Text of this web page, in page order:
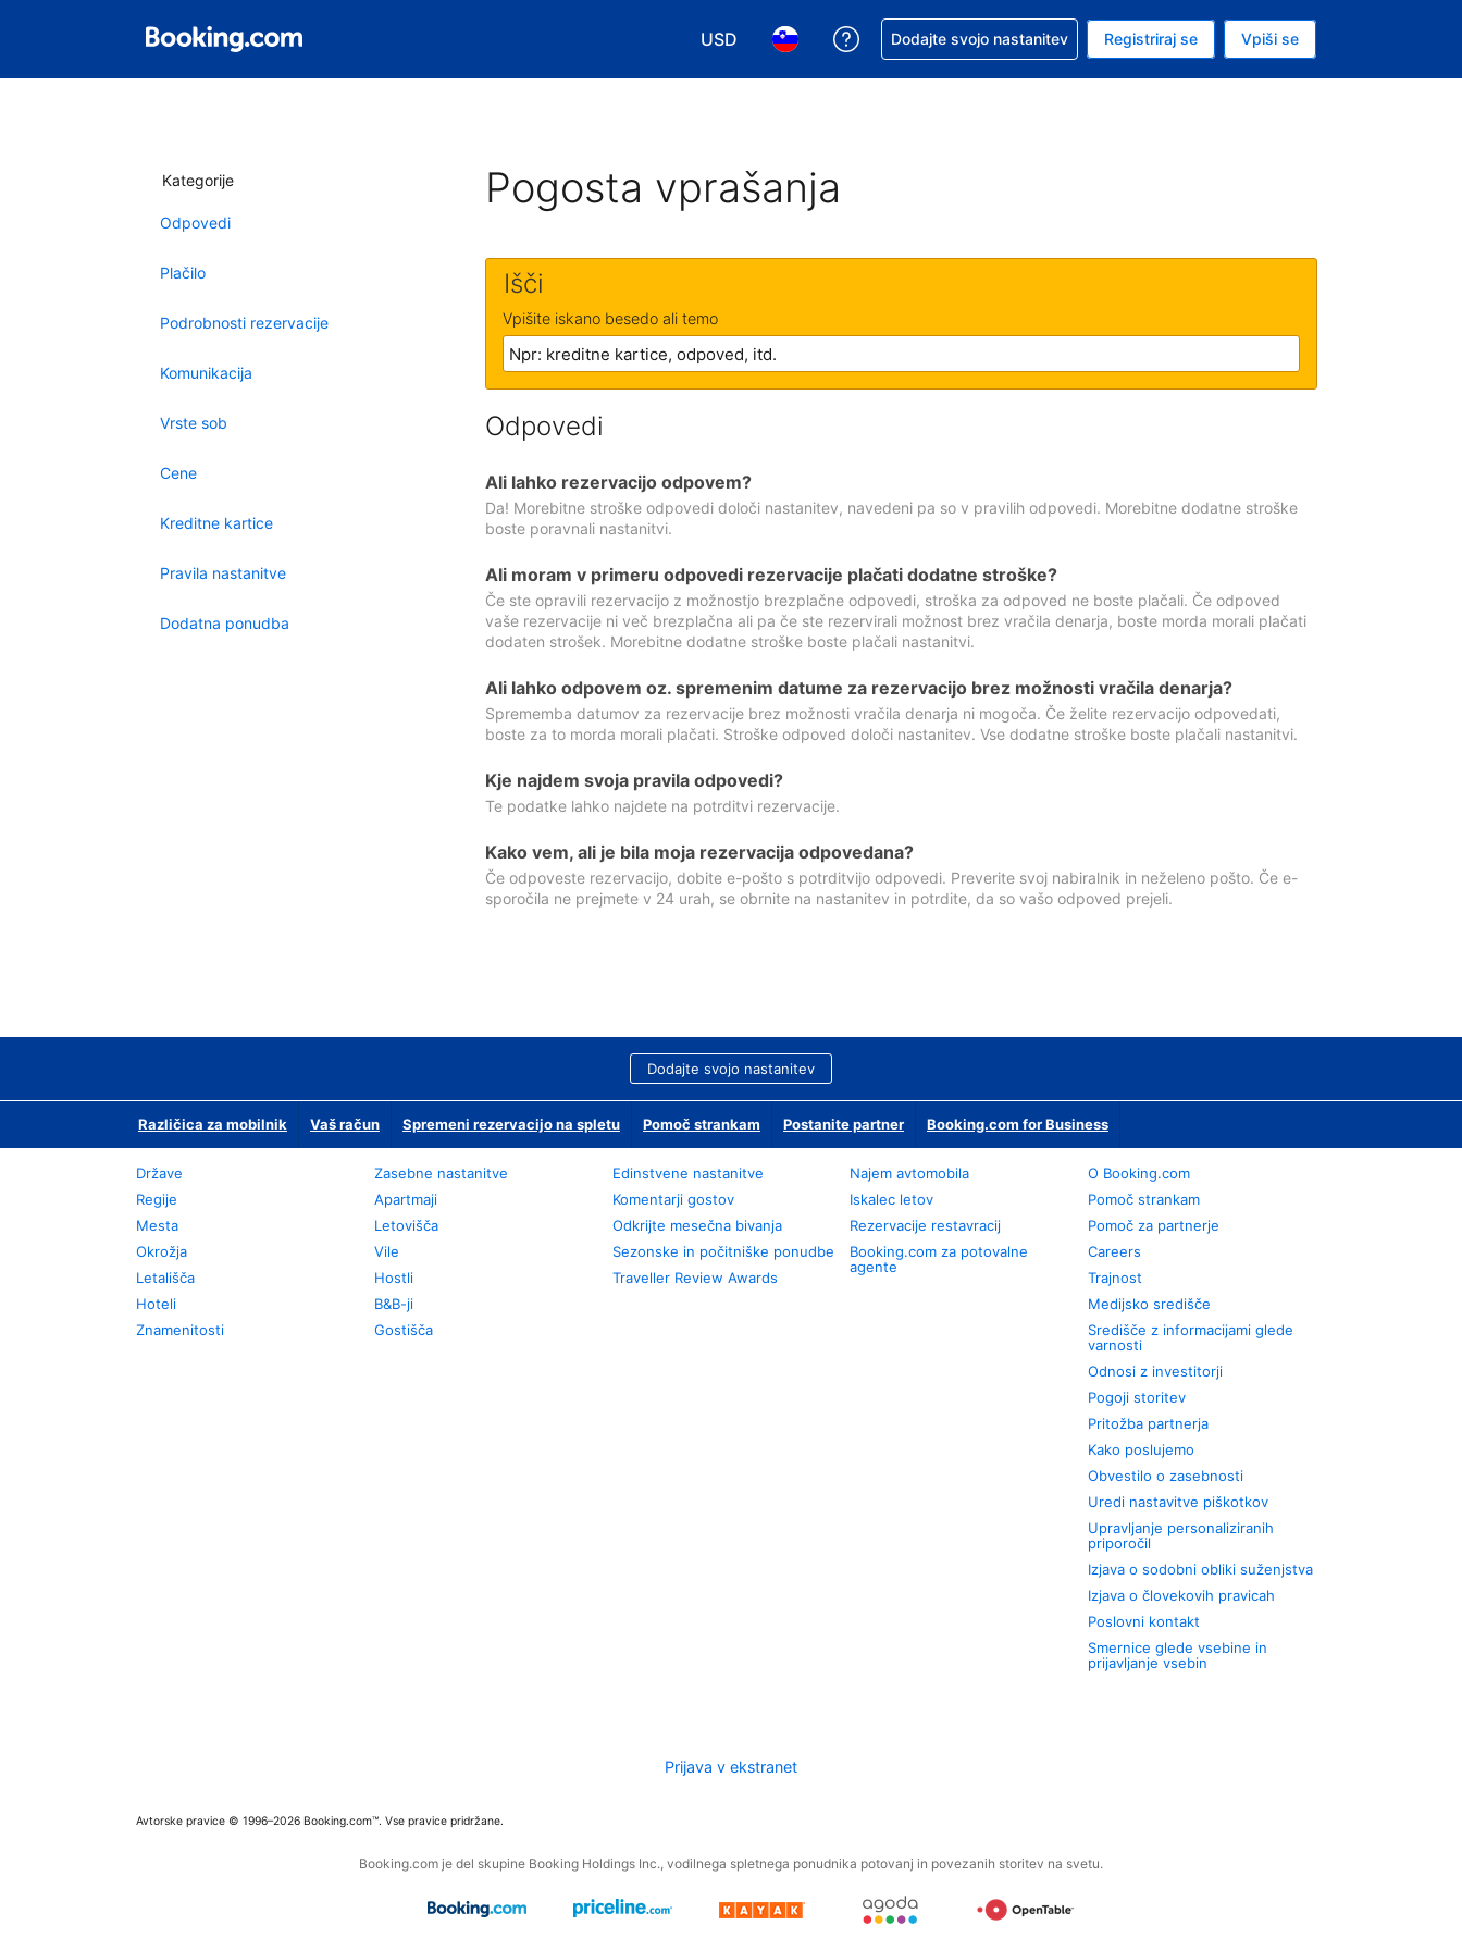
USD
Izbira valute. Vaša trenutna valuta je ameriški dolar
Izbira jezika. Vaš trenutni jezik je Slovenščini
Zaprosite za pomoč pri rezervaciji
Dodajte svojo nastanitev Registriraj se Vpiši se
Kategorije
Odpovedi
Plačilo
Podrobnosti rezervacije
Komunikacija
Vrste sob
Cene
Kreditne kartice
Pravila nastanitve
Dodatna ponudba
Pogosta vprašanja
Išči
Vpišite iskano besedo ali temo
Odpovedi
Ali lahko rezervacijo odpovem?
Da! Morebitne stroške odpovedi določi nastanitev, navedeni pa so v pravilih odpovedi. Morebitne dodatne stroške
boste poravnali nastanitvi.
Ali moram v primeru odpovedi rezervacije plačati dodatne stroške?
Če ste opravili rezervacijo z možnostjo brezplačne odpovedi, stroška za odpoved ne boste plačali. Če odpoved
vaše rezervacije ni več brezplačna ali pa če ste rezervirali možnost brez vračila denarja, boste morda morali plačati
dodaten strošek. Morebitne dodatne stroške boste plačali nastanitvi.
Ali lahko odpovem oz. spremenim datume za rezervacijo brez možnosti vračila denarja?
Sprememba datumov za rezervacije brez možnosti vračila denarja ni mogoča. Če želite rezervacijo odpovedati,
boste za to morda morali plačati. Stroške odpoved določi nastanitev. Vse dodatne stroške boste plačali nastanitvi.
Kje najdem svoja pravila odpovedi?
Te podatke lahko najdete na potrditvi rezervacije.
Kako vem, ali je bila moja rezervacija odpovedana?
Če odpoveste rezervacijo, dobite e-pošto s potrditvijo odpovedi. Preverite svoj nabiralnik in neželeno pošto. Če e-
sporočila ne prejmete v 24 urah, se obrnite na nastanitev in potrdite, da so vašo odpoved prejeli.
Dodajte svojo nastanitev
Različica za mobilnik Vaš račun Spremeni rezervacijo na spletu Pomoč strankam Postanite partner Booking.com for Business
Države
Regije
Mesta
Okrožja
Letališča
Hoteli
Znamenitosti
Zasebne nastanitve
Apartmaji
Letovišča
Vile
Hostli
B&B-ji
Gostišča
Edinstvene nastanitve
Komentarji gostov
Odkrijte mesečna bivanja
Sezonske in počitniške ponudbe
Traveller Review Awards
Najem avtomobila
Iskalec letov
Rezervacije restavracij
Booking.com za potovalne
agente
O Booking.com
Pomoč strankam
Pomoč za partnerje
Careers
Trajnost
Medijsko središče
Središče z informacijami glede
varnosti
Odnosi z investitorji
Pogoji storitev
Pritožba partnerja
Kako poslujemo
Obvestilo o zasebnosti
Uredi nastavitve piškotkov
Upravljanje personaliziranih
priporočil
Izjava o sodobni obliki suženjstva
Izjava o človekovih pravicah
Poslovni kontakt
Smernice glede vsebine in
prijavljanje vsebin
Prijava v ekstranet
Avtorske pravice © 1996–2026 Booking.com™. Vse pravice pridržane.
Booking.com je del skupine Booking Holdings Inc., vodilnega spletnega ponudnika potovanj in povezanih storitev na svetu.